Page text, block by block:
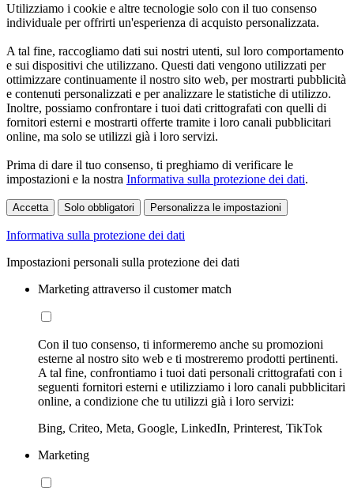
Utilizziamo i cookie e altre tecnologie solo con il tuo consenso
individuale per offrirti un'esperienza di acquisto personalizzata.
A tal fine, raccogliamo dati sui nostri utenti, sul loro comportamento
e sui dispositivi che utilizzano. Questi dati vengono utilizzati per
ottimizzare continuamente il nostro sito web, per mostrarti pubblicità
e contenuti personalizzati e per analizzare le statistiche di utilizzo.
Inoltre, possiamo confrontare i tuoi dati crittografati con quelli di
fornitori esterni e mostrarti offerte tramite i loro canali pubblicitari
online, ma solo se utilizzi già i loro servizi.
Prima di dare il tuo consenso, ti preghiamo di verificare le
impostazioni e la nostra Informativa sulla protezione dei dati.
Accetta Solo obbligatori Personalizza le impostazioni
Informativa sulla protezione dei dati
Impostazioni personali sulla protezione dei dati
Marketing attraverso il customer match
Con il tuo consenso, ti informeremo anche su promozioni
esterne al nostro sito web e ti mostreremo prodotti pertinenti.
A tal fine, confrontiamo i tuoi dati personali crittografati con i
seguenti fornitori esterni e utilizziamo i loro canali pubblicitari
online, a condizione che tu utilizzi già i loro servizi:
Bing, Criteo, Meta, Google, LinkedIn, Printerest, TikTok
Marketing